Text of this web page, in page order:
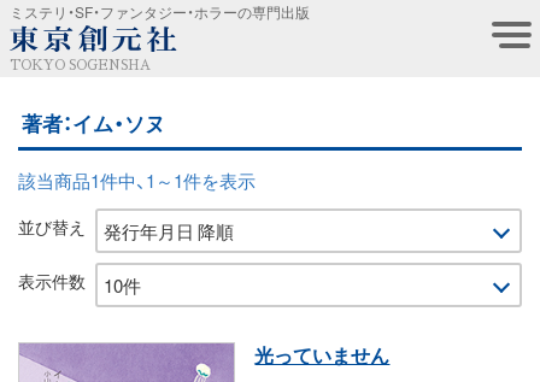
ミステリ・SF・ファンタジー・ホラーの専門出版
TOKYO SOGENSHA
著者：イム・ソヌ
該当商品1件中、1～1件を表示
並び替え
表示件数
光っていません